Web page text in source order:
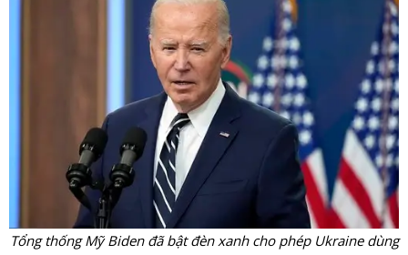
Tổng thống Mỹ Biden đã bật đèn xanh cho phép Ukraine dùng